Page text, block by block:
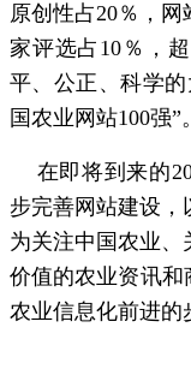
原创性占20％，
家评选占10％，
平、公正、科学
国农业网站100强”。
在即将到来的
步完善网站建设，
为关注中国农业
价值的农业资讯和
农业信息化前进的